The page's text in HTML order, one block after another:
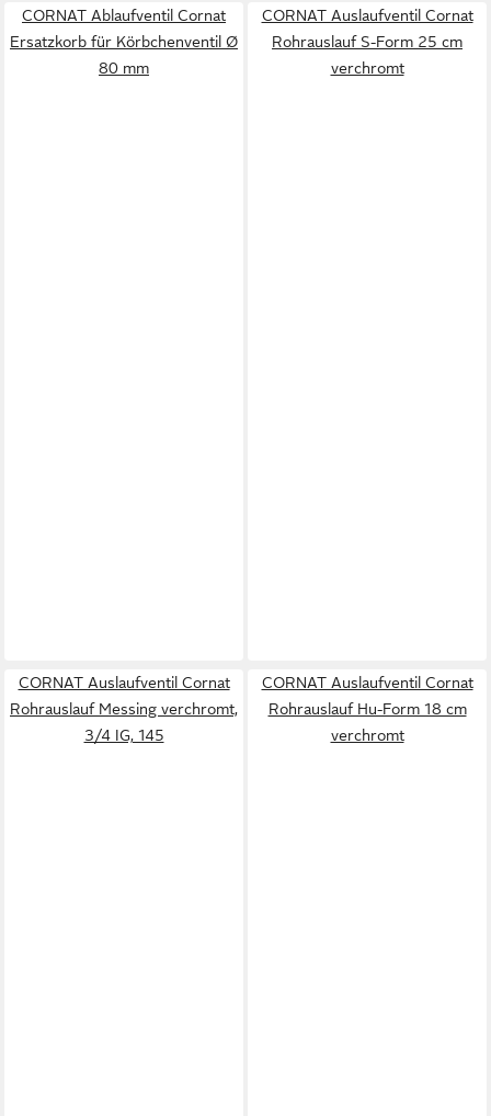
CORNAT Ablaufventil Cornat
Ersatzkorb für Körbchenventil Ø
80 mm
CORNAT Auslaufventil Cornat
Rohrauslauf S-Form 25 cm
verchromt
CORNAT Auslaufventil Cornat
Rohrauslauf Messing verchromt,
3/4 IG, 145
CORNAT Auslaufventil Cornat
Rohrauslauf Hu-Form 18 cm
verchromt